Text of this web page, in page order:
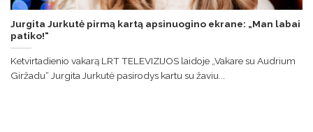
Jurgita Jurkutė pirmą kartą apsinuogino ekrane: „Man labai
patiko!“
Ketvirtadienio vakarą LRT TELEVIZIJOS laidoje „Vakare su Audrium
Giržadu“ Jurgita Jurkutė pasirodys kartu su žaviu...